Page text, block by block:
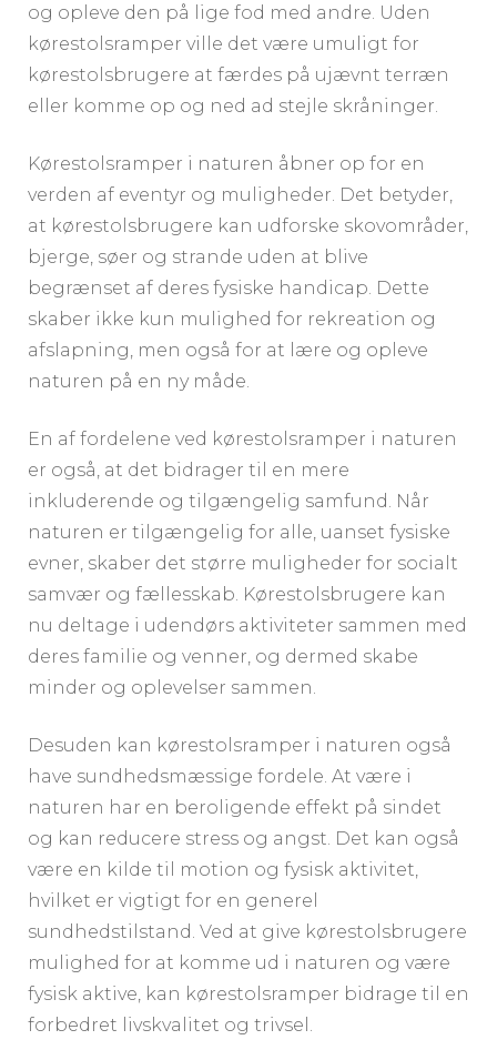
og opleve den på lige fod med andre. Uden
kørestolsramper ville det være umuligt for
kørestolsbrugere at færdes på ujævnt terræn
eller komme op og ned ad stejle skråninger.
Kørestolsramper i naturen åbner op for en
verden af eventyr og muligheder. Det betyder,
at kørestolsbrugere kan udforske skovområder,
bjerge, søer og strande uden at blive
begrænset af deres fysiske handicap. Dette
skaber ikke kun mulighed for rekreation og
afslapning, men også for at lære og opleve
naturen på en ny måde.
En af fordelene ved kørestolsramper i naturen
er også, at det bidrager til en mere
inkluderende og tilgængelig samfund. Når
naturen er tilgængelig for alle, uanset fysiske
evner, skaber det større muligheder for socialt
samvær og fællesskab. Kørestolsbrugere kan
nu deltage i udendørs aktiviteter sammen med
deres familie og venner, og dermed skabe
minder og oplevelser sammen.
Desuden kan kørestolsramper i naturen også
have sundhedsmæssige fordele. At være i
naturen har en beroligende effekt på sindet
og kan reducere stress og angst. Det kan også
være en kilde til motion og fysisk aktivitet,
hvilket er vigtigt for en generel
sundhedstilstand. Ved at give kørestolsbrugere
mulighed for at komme ud i naturen og være
fysisk aktive, kan kørestolsramper bidrage til en
forbedret livskvalitet og trivsel.